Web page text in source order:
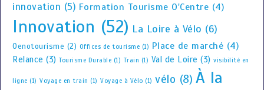
innovation (5) Formation Tourisme O'Centre (4)
Innovation (52) La Loire à Vélo (6)
Oenotourisme (2) Offices de tourisme (1) Place de marché (4)
Relance (3) Tourisme Durable (1) Train (1) Val de Loire (3) visibilité en
ligne (1) Voyage en train (1) Voyage à Vélo (1) vélo (8) À la